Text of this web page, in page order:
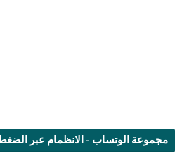
مجموعة الوتساب - الانظمام عبر